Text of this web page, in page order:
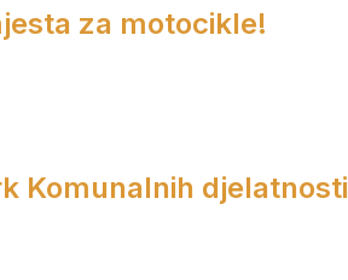
za motocikle!
Komunalnih djelatnosti